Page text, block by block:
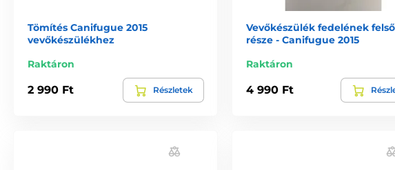
Tömítés Canifugue 2015
vevőkészülékhez
Raktáron
2 990 Ft Részletek
Vevőkészülék fedelének felső
része - Canifugue 2015
Raktáron
4 990 Ft